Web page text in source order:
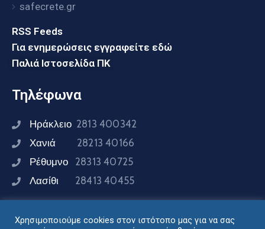
safecrete.gr
RSS Feeds
Για ενημερώσεις εγγραφείτε εδώ
Παλιά Ιστοσελίδα ΠΚ
Τηλέφωνα
Ηράκλειο 2813 400342
Χανιά 28213 40166
Ρέθυμνο 28313 40725
Λασίθι 28413 40455
Χρησιμοποιούμε cookies στον ιστότοπο μας για να σας